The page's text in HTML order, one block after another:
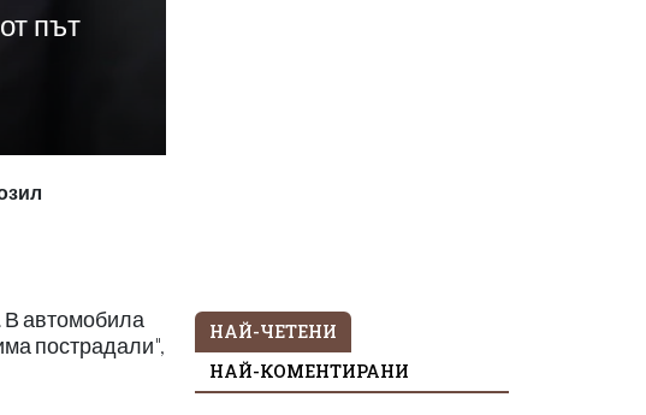
път
В автомобила
пострадали",
НАЙ-ЧЕТЕНИ
НАЙ-КОМЕНТИРАНИ